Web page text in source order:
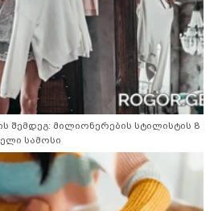
შემდეგ: მილიონერების სტილისტის 8
სამოსი